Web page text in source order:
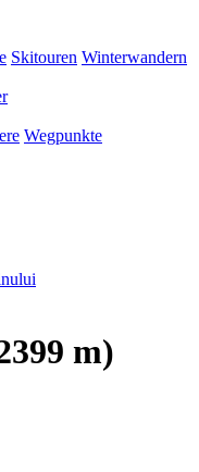
Skitouren Winterwandern
Wegpunkte
m)